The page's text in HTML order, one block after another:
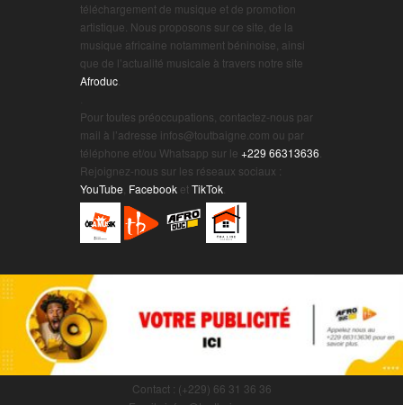
téléchargement de musique et de promotion
artistique. Nous proposons sur ce site, de la
musique africaine notamment béninoise, ainsi
que de l’actualité musicale à travers notre site
Afroduc
Pour toutes préoccupations, contactez-nous par
mail à l’adresse infos@toutbaigne.com ou par
téléphone et/ou Whatsapp sur le +229 66313636
Rejoignez-nous sur les réseaux sociaux :
YouTube Facebook etTikTok
Contact : (+229) 66 31 36 36